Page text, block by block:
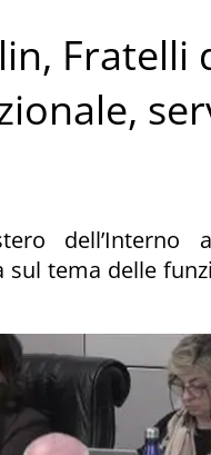
Fratelli
dell’Interno
tema delle